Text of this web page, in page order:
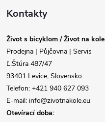
Kontakty
Život s bicyklom / Život na kole
Prodejna | Půjčovna | Servis
Ľ.Štúra 487/47
93401 Levice, Slovensko
Telefon: +421 940 627 093
E-mail: info@zivotnakole.eu
Otevírací doba: